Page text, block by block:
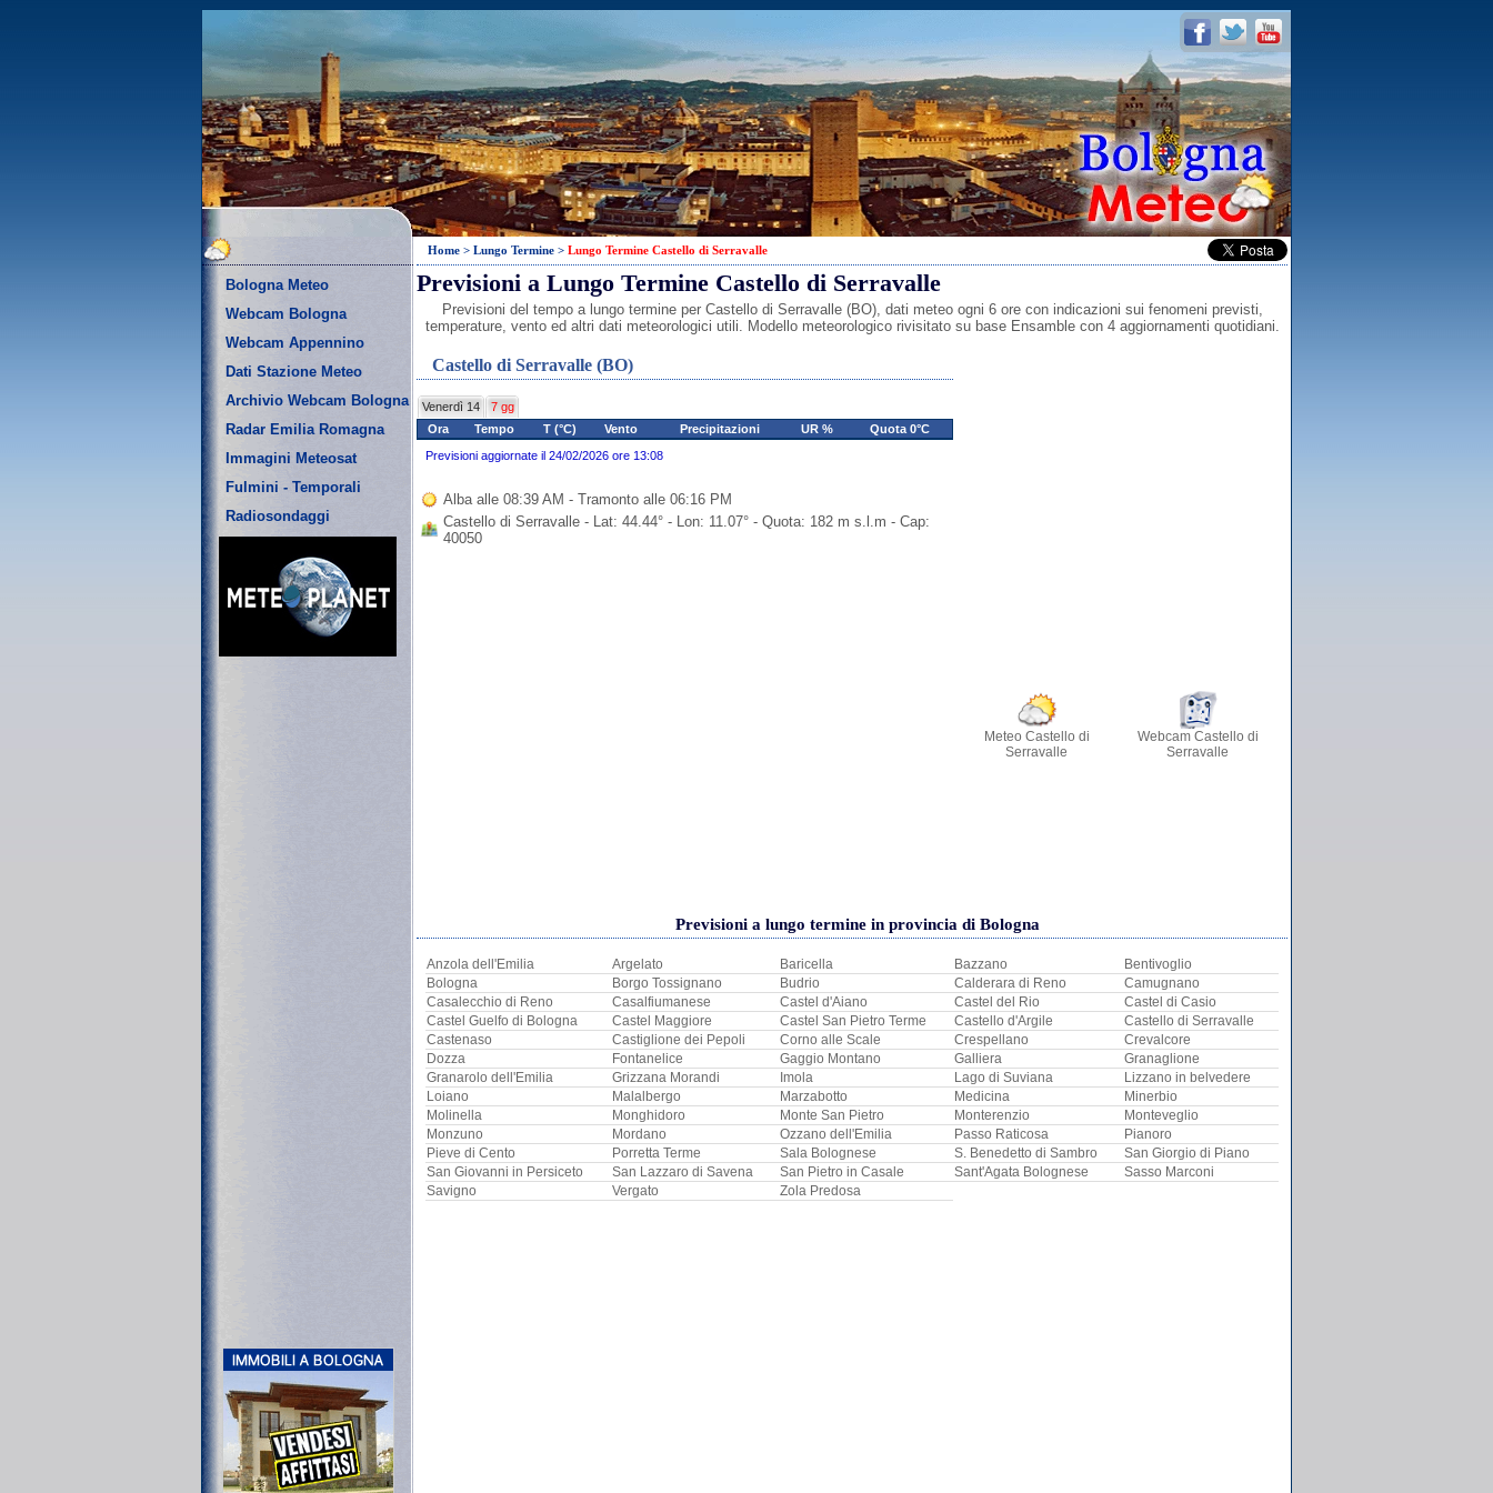
Bologna Meteo
Webcam Bologna
Webcam Appennino
Dati Stazione Meteo
Archivio Webcam Bologna
Radar Emilia Romagna
Immagini Meteosat
Fulmini - Temporali
Radiosondaggi
Home > Lungo Termine > Lungo Termine Castello di Serravalle
Previsioni a Lungo Termine Castello di Serravalle
Previsioni del tempo a lungo termine per Castello di Serravalle (BO), dati meteo ogni 6 ore con indicazioni sui fenomeni previsti,
temperature, vento ed altri dati meteorologici utili. Modello meteorologico rivisitato su base Ensamble con 4 aggiornamenti quotidiani.
Castello di Serravalle (BO)
Venerdì 14
7 gg
Ora
Tempo T (°C) Vento Precipitazioni UR %
Quota 0°C
Previsioni aggiornate il 24/02/2026 ore 13:08
Alba alle 08:39 AM - Tramonto alle 06:16 PM
Castello di Serravalle - Lat: 44.44° - Lon: 11.07° - Quota: 182 m s.l.m - Cap:
40050
Meteo Castello di
Serravalle
Webcam Castello di
Serravalle
Previsioni a lungo termine in provincia di Bologna
Anzola dell'Emilia Argelato Baricella Bazzano
Bentivoglio
Bologna
Borgo Tossignano Budrio Calderara di Reno
Camugnano
Casalecchio di Reno
Casalfiumanese Castel d'Aiano Castel del Rio
Castel di Casio
Castel Guelfo di Bologna
Castel Maggiore Castel San Pietro Terme Castello d'Argile
Castello di Serravalle
Castenaso
Castiglione dei Pepoli Corno alle Scale Crespellano
Crevalcore
Dozza
Fontanelice Gaggio Montano Galliera
Granaglione
Granarolo dell'Emilia
Grizzana Morandi Imola Lago di Suviana
Lizzano in belvedere
Loiano
Malalbergo Marzabotto Medicina
Minerbio
Molinella
Monghidoro Monte San Pietro Monterenzio
Monteveglio
Monzuno
Mordano Ozzano dell'Emilia Passo Raticosa
Pianoro
Pieve di Cento
Porretta Terme Sala Bolognese S. Benedetto di Sambro
San Giorgio di Piano
San Giovanni in Persiceto
San Lazzaro di Savena San Pietro in Casale Sant'Agata Bolognese
Sasso Marconi
Savigno
Vergato Zola Predosa